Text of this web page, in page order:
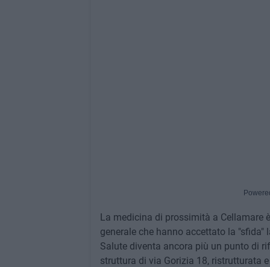
La medicina di prossimità a Cellamare
generale che hanno accettato la "sfida"
Salute diventa ancora più un punto di
struttura di via Gorizia 18, ristrutturata